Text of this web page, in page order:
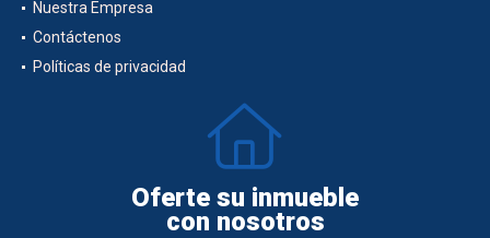
Nuestra Empresa
Contáctenos
Políticas de privacidad
Oferte su inmueble
con nosotros